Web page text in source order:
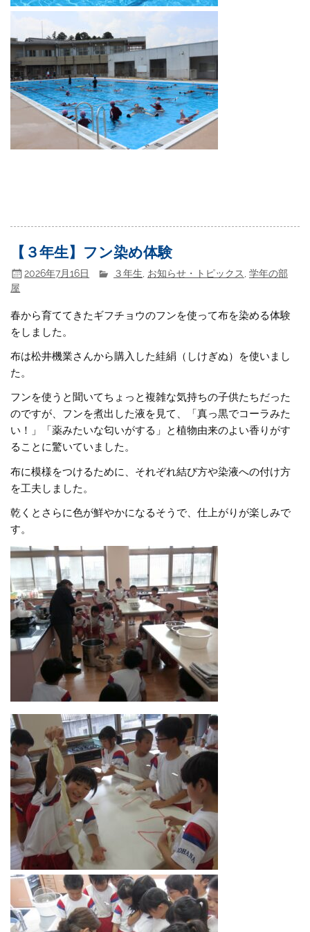
【３年生】フン染め体験
2026年7月16日 ３年生 お知らせ・トピックス ,学年の部
屋
春から育ててきたギフチョウのフンを使って布を染める体験
をしました。
布は松井機業さんから購入した絓絹（しけぎぬ）を使いまし
た。
フンを使うと聞いてちょっと複雑な気持ちの子供たちだった
のですが、フンを煮出した液を見て、「真っ黒でコーラみた
い！」「薬みたいな匂いがする」と植物由来のよい香りがす
ることに驚いていました。
布に模様をつけるために、それぞれ結び方や染液への付け方
を工夫しました。
乾くとさらに色が鮮やかになるそうで、仕上がりが楽しみで
す。